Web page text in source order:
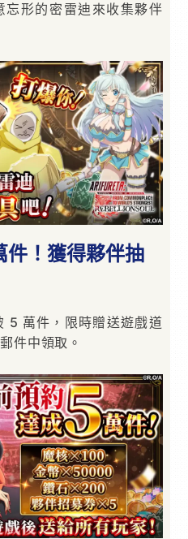
形的密雷迪來收集夥伴
件！獲得夥伴抽
5 萬件，限時贈送遊戲道
件中領取。